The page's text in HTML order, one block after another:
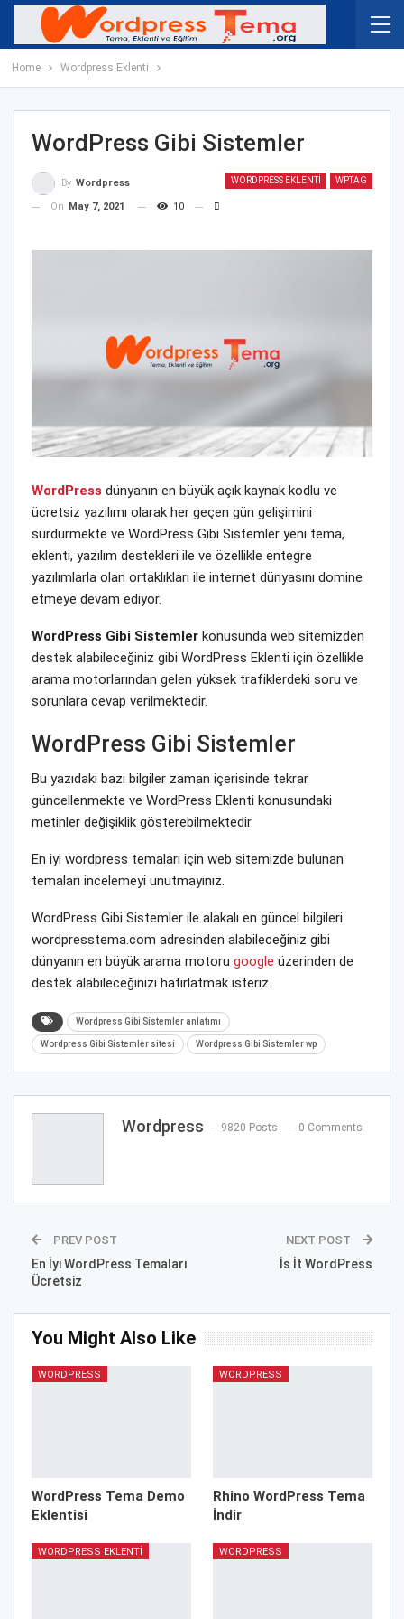
Home Wordpress Eklenti
WordPress Gibi Sistemler
WORDPRESS EKLENTI WPTAG
By Wordpress
On
May 7, 2021 10
WordPress dünyanın en büyük açık kaynak kodlu ve
ücretsiz yazılımı olarak her geçen gün gelişimini
sürdürmekte ve WordPress Gibi Sistemler yeni tema,
eklenti, yazılım destekleri ile ve özellikle entegre
yazılımlarla olan ortaklıkları ile internet dünyasını domine
etmeye devam ediyor.
WordPress Gibi Sistemler konusunda web sitemizden
destek alabileceğiniz gibi WordPress Eklenti için özellikle
arama motorlarından gelen yüksek trafiklerdeki soru ve
sorunlara cevap verilmektedir.
WordPress Gibi Sistemler
Bu yazıdaki bazı bilgiler zaman içerisinde tekrar
güncellenmekte ve WordPress Eklenti konusundaki
metinler değişiklik gösterebilmektedir.
En iyi wordpress temaları için web sitemizde bulunan
temaları incelemeyi unutmayınız.
WordPress Gibi Sistemler ile alakalı en güncel bilgileri
wordpresstema.com adresinden alabileceğiniz gibi
dünyanın en büyük arama motoru google üzerinden de
destek alabileceğinizi hatırlatmak isteriz.
Wordpress Gibi Sistemler anlatımı
Wordpress Gibi Sistemler sitesi Wordpress Gibi Sistemler wp
Wordpress 9820 Posts 0 Comments
PREV POST
En İyi WordPress Temaları
Ücretsiz
NEXT POST
İs İt WordPress
You Might Also Like
WORDPRESS
WordPress Tema Demo
Eklentisi
WORDPRESS
Rhino WordPress Tema
İndir
WORDPRESS EKLENTI WORDPRESS